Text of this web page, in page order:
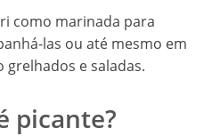
como marinada para
las ou até mesmo em
e saladas.
picante?